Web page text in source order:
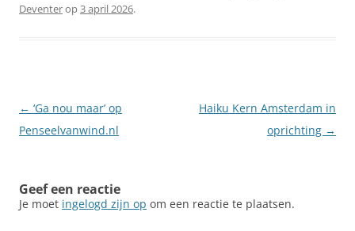
Deventerop3 april 2026.
Berichtnavigatie
← ‘Ga nou maar’ op
Penseelvanwind.nl
Haiku Kern Amsterdam in
oprichting →
Geef een reactie
Je moet ingelogd zijn op om een reactie te plaatsen.